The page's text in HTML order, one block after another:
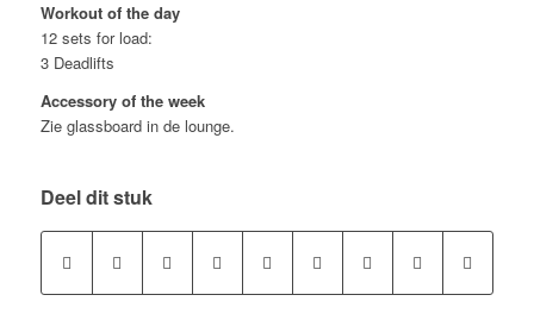
Workout of the day
12 sets for load:
3 Deadlifts
Accessory of the week
Zie glassboard in de lounge.
Deel dit stuk